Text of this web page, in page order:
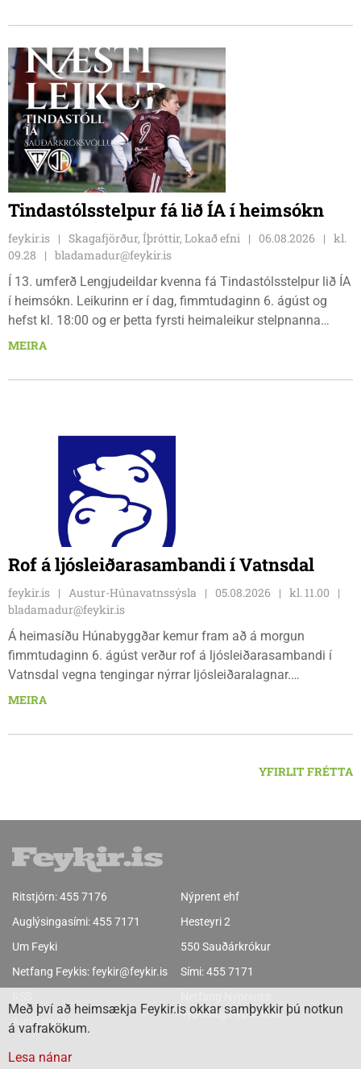
fjölbrautaskólans en þar er líka komið í mark þannig
styðja hlauparana áfram.
Tindastólsstelpur fá lið ÍA í heimsókn
feykir.is Skagafjörður, Íþróttir, Lokað efni 06.08.2026
kl.
09.28
bladamadur@feykir.is
Í 13. umferð Lengjudeildar kvenna fá Tindastólsstelpur lið ÍA
í heimsókn. Leikurinn er í dag, fimmtudaginn 6. ágúst og
hefst kl. 18:00 og er þetta fyrsti heimaleikur stelpnanna
síðan 18. júlí. Spáin fyrir leikinn er fín, lítil háttar rigning og
veðri og skella sér á völlinn.
MEIRA
Rof á ljósleiðarasambandi í Vatnsdal
feykir.is Austur-Húnavatnssýsla 05.08.2026
kl. 11.00
bladamadur@feykir.is
Á heimasíðu Húnabyggðar kemur fram að á morgun
fimmtudaginn 6. ágúst verður rof á ljósleiðarasambandi í
Vatnsdal vegna tengingar nýrrar ljósleiðaralagnar.
Ljósleiðarasambandið verður rofið á morgun fimmtudag
MEIRA
YFIRLIT FRÉTTA
Ritstjórn:455 7176
Auglýsingasími:455 7171
Um Feyki
Netfang Feykis:feykir@feykir.is
Auglýsingar
Nýprent ehf
Hesteyri 2
550 Sauðárkrókur
Sími:455 7171
nyprent@nyprent.is
Með því að heimsækja Feykir.is okkar samþykkir þú notkun
á vafrakökum.
Lesa nánar